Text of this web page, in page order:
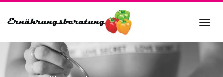
to
content